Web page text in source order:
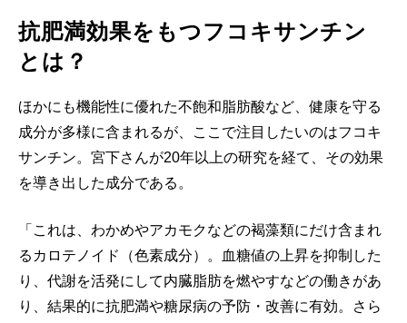
抗肥満効果をもつフコキサンチン
とは？
ほかにも機能性に優れた不飽和脂肪酸など、健康を守る
成分が多様に含まれるが、ここで注目したいのはフコキ
サンチン。宮下さんが20年以上の研究を経て、その効果
を導き出した成分である。
「これは、わかめやアカモクなどの褐藻類にだけ含まれ
るカロテノイド（色素成分）。血糖値の上昇を抑制した
り、代謝を活発にして内臓脂肪を燃やすなどの働きがあ
り、結果的に抗肥満や糖尿病の予防・改善に有効。さら